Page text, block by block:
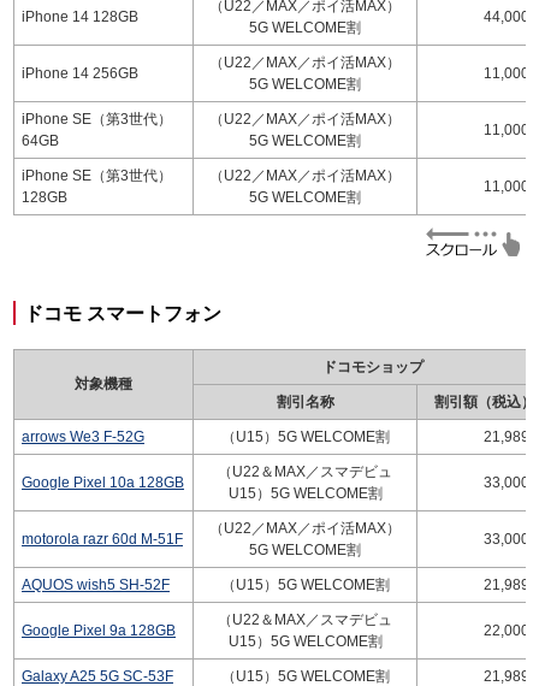
iPhone 14 128GB
（U22／MAX／ポイ活MAX）
5G WELCOME割
44,000
iPhone 14 256GB
（U22／MAX／ポイ活MAX）
5G WELCOME割
11,000
iPhone SE（第3世代）
64GB
（U22／MAX／ポイ活MAX）
5G WELCOME割
11,000
iPhone SE（第3世代）
128GB
（U22／MAX／ポイ活MAX）
5G WELCOME割
11,000
ドコモ スマートフォン
対象機種
ドコモショップ
割引名称 割引額（税込）
arrows We3 F-52G （U15）5G WELCOME割 21,989
Google Pixel 10a 128GB
（U22＆MAX／スマデビュ
U15）5G WELCOME割
33,000
motorola razr 60d M-51F
（U22／MAX／ポイ活MAX）
5G WELCOME割
33,000
AQUOS wish5 SH-52F （U15）5G WELCOME割 21,989
Google Pixel 9a 128GB
（U22＆MAX／スマデビュ
U15）5G WELCOME割
22,000
Galaxy A25 5G SC-53F （U15）5G WELCOME割 21,989